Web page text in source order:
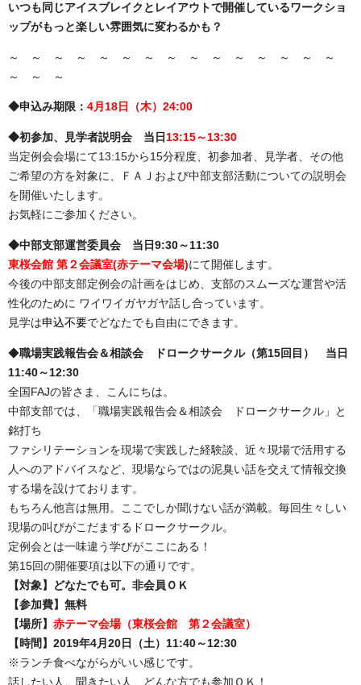
いつも同じアイスブレイクとレイアウトで開催しているワークショ
ップがもっと楽しい雰囲気に変わるかも？
～ ～ ～ ～ ～ ～ ～ ～ ～ ～ ～ ～ ～ ～ ～
～ ～ ～
◆申込み期限： 4月18日（木）24:00
◆初参加、見学者説明会 当日 13:15～13:30
当定例会会場にて13:15から15分程度、初参加者、見学者、その他
ご希望の方を対象に、ＦＡＪおよび中部支部活動についての説明会
を開催いたします。
お気軽にご参加ください。
◆中部支部運営委員会 当日9:30～11:30
東桜会館 第２会議室(赤テーマ会場)にて開催します。
今後の中部支部定例会の計画をはじめ、支部のスムーズな運営や活
性化のために ワイワイガヤガヤ話し合っています。
見学は申込不要でどなたでも自由にできます。
◆職場実践報告会＆相談会 ドロークサークル（第15回目）
当日
11:40～12:30
全国FAJの皆さま、こんにちは。
中部支部では、「職場実践報告会＆相談会 ドロークサークル」と
銘打ち
ファシリテーションを現場で実践した経験談、近々現場で活用する
人へのアドバイスなど、現場ならではの泥臭い話を交えて情報交換
する場を設けております。
もちろん他言は無用。ここでしか聞けない話が満載。毎回生々しい
現場の叫びがこだまするドロークサークル。
定例会とは一味違う学びがここにある！
第15回の開催要項は以下の通りです。
【対象】どなたでも可。非会員ＯＫ
【参加費】無料
【場所】 赤テーマ会場（東桜会館 第２会議室）
【時間】2019年4月20日（土）11:40～12:30
※ランチ食べながらがいい感じです。
話したい人、聞きたい人、どんな方でも参加ＯＫ！